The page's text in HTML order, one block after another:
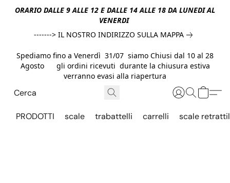
ORARIO DALLE 9 ALLE 12 E DALLE 14 ALLE 18 DA LUNEDI AL
VENERDI
-------> IL NOSTRO INDIRIZZO SULLA MAPPA
Spediamo fino a Venerdì 31/07 siamo Chiusi dal 10 al 28
Agosto gli ordini ricevuti durante la chiusura estiva
verranno evasi alla riapertura
PRODOTTI scale trabattelli carrelli scale